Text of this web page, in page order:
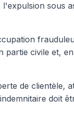
sous
partie civile et,
de clientèle,
doit